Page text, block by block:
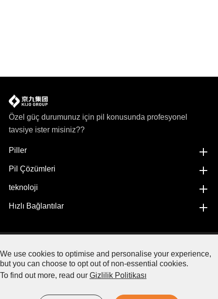
Özel güç durumunuz için pil konusunda profesyonel
tavsiye ister misiniz??
Piller
Pil Çözümleri
teknoloji
Hızlı Bağlantılar
Co.,LTD.Her hakkı saklıdır.
Site Haritası | Gizlilik Politikası
We use cookies to optimise and personalise your experience,
but you can choose to opt out of non-essential cookies.
To find out more, read our Gizlilik Politikası